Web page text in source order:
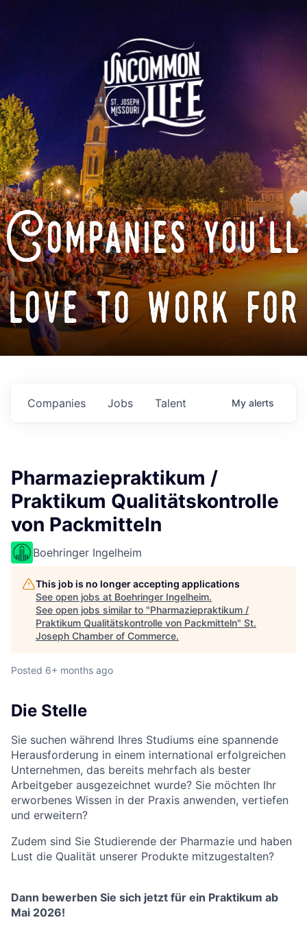
Companies you'll
love to work for
Jobs
Companies Talent My alerts
Pharmaziepraktikum /
Praktikum Qualitätskontrolle
von Packmitteln
Boehringer Ingelheim
This job is no longer accepting applications
See open jobs at Boehringer Ingelheim.
See open jobs similar to "Pharmaziepraktikum /
Praktikum Qualitätskontrolle von Packmitteln" St.
Joseph Chamber of Commerce.
Posted 6+ months ago
Die Stelle
Sie suchen während Ihres Studiums eine spannende
Herausforderung in einem international erfolgreichen
Unternehmen, das bereits mehrfach als bester
Arbeitgeber ausgezeichnet wurde? Sie möchten Ihr
erworbenes Wissen in der Praxis anwenden, vertiefen
und erweitern?
Zudem sind Sie Studierende der Pharmazie und haben
Lust die Qualität unserer Produkte mitzugestalten?
Dann bewerben Sie sich jetzt für ein Praktikum ab
Mai 2026!